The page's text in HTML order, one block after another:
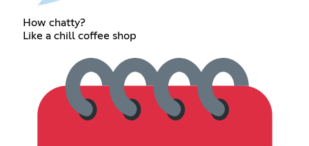
How chatty?
Like a chill coffee shop